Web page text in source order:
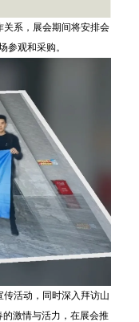
系，展会期间将安排会
参观和采购。
活动，同时深入拜访山
激情与活力，在展会推